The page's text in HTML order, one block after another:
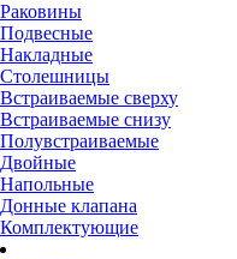
Раковины
Подвесные
Накладные
Столешницы
Встраиваемые сверху
Встраиваемые снизу
Полувстраиваемые
Двойные
Напольные
Донные клапана
Комплектующие